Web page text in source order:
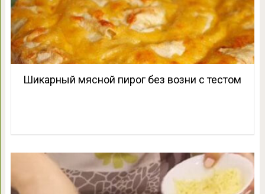
Шикарный мясной пирог без возни с тестом